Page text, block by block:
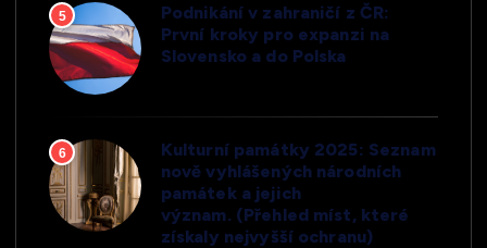
5
Podnikání v zahraničí z ČR:
První kroky pro expanzi na
Slovensko a do Polska
6
Kulturní památky 2025: Seznam
nově vyhlášených národních
památek a jejich
význam. (Přehled míst, které
získaly nejvyšší ochranu)